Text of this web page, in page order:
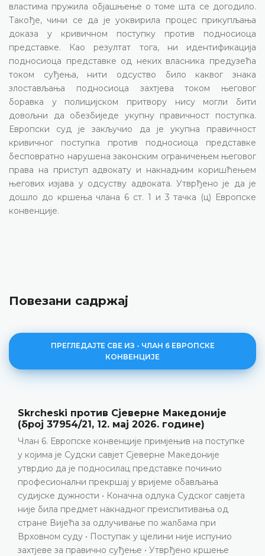
властима пружила објашњење о томе шта се догодило.
Такође, чини се да је уоквирила процес прикупљања
доказа у кривичном поступку против подносиоца
представке. Као резултат тога, ни идентификација
подносиоца представке од неких власника предузећа
током суђења, нити одсуство било каквог знака
злостављања подносиоца захтјева током његовог
боравка у полицијском притвору нису могли бити
довољни да обезбиједе укупну правичност поступка.
Европски суд је закључио да је укупна правичност
кривичног поступка против подносиоца представке
бесповратно нарушена законским ограничењем његовог
права на приступ адвокату и накнадним коришћењем
његових изјава у одсуству адвоката. Утврђено је да је
дошло до кршења члана 6 ст. 1 и 3 тачка (ц) Европске
конвенције.
Повезани садржај
ПРЕГЛЕДАЈТЕ СВЕ ИЗ - ЧЛАН 6 ЕВРОПСКЕ
КОНВЕНЦИЈЕ
Аничић против Србије (број 36639/22, 9.
јуни 2026. године)
Прекршајни поступак • Кажњавање за изазивање
саобраћајне несреће • Приговор четвртог степена •
Нема повреде члана 6. Европске конвенције
ДЕТАЉНИЈЕ